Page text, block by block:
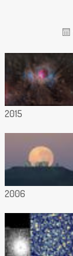
2015
2006